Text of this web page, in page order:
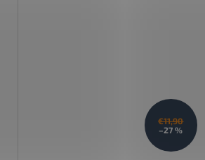
€11,90
–27 %